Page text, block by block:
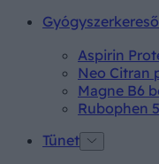
Aspirin
Neo Citran
Magne B6
Rubophen
Tünet